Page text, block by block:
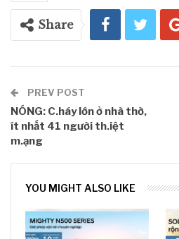
Share
PREV POST
NÓNG: C.háy lớn ở nhà thờ,
ít nhất 41 người th.iệt
m.ạng
YOU MIGHT ALSO LIKE